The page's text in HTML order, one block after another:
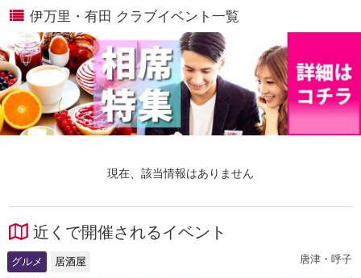
伊万里・有田 クラブイベント一覧
現在、該当情報はありません
近くで開催されるイベント
グルメ 居酒屋 唐津・呼子